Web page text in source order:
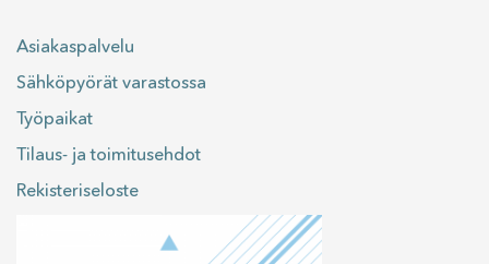
Asiakaspalvelu
Sähköpyörät varastossa
Työpaikat
Tilaus- ja toimitusehdot
Rekisteriseloste